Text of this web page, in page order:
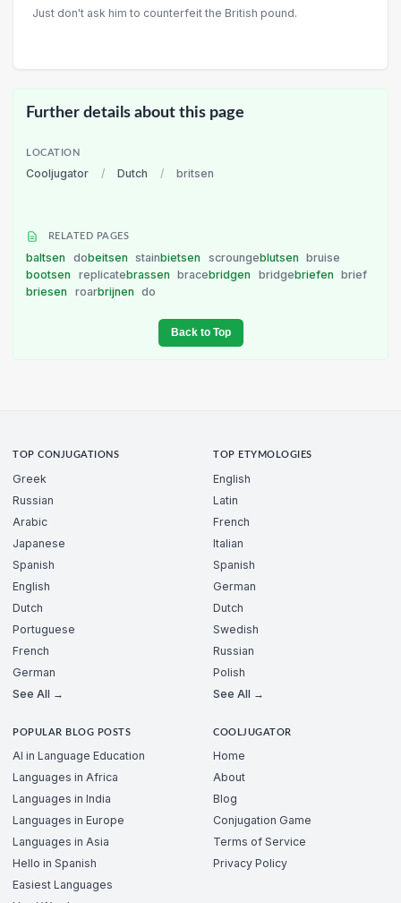
Just don't ask him to counterfeit the British pound.
Further details about this page
LOCATION
Cooljugator / Dutch / britsen
RELATED PAGES
baltsen dobeitsen stainbietsen scroungeblutsen
bruise
bootsen
replicatebrassen bracebridgen bridgebriefen
brief
briesen
roarbrijnen do
Back to Top
TOP CONJUGATIONS
Greek
Russian
Arabic
Japanese
Spanish
English
Dutch
Portuguese
French
German
See All →
TOP ETYMOLOGIES
English
Latin
French
Italian
Spanish
German
Dutch
Swedish
Russian
Polish
See All →
POPULAR BLOG POSTS
AI in Language Education
Languages in Africa
Languages in India
Languages in Europe
Languages in Asia
Hello in Spanish
Easiest Languages
COOLJUGATOR
Home
About
Blog
Conjugation Game
Terms of Service
Privacy Policy